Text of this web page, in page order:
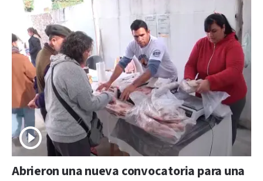
Abrieron una nueva convocatoria para una